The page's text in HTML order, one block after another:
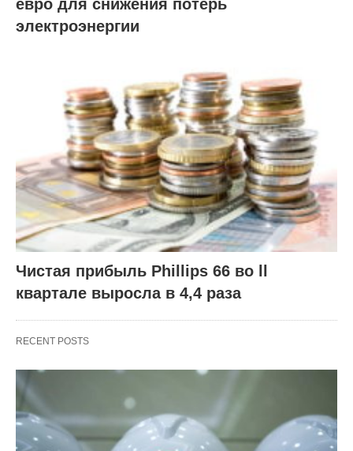
евро для снижения потерь
электроэнергии
Чистая прибыль Phillips 66 во ll
квартале выросла в 4,4 раза
RECENT POSTS